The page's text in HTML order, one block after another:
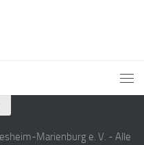
Marienburg e. V. - Alle